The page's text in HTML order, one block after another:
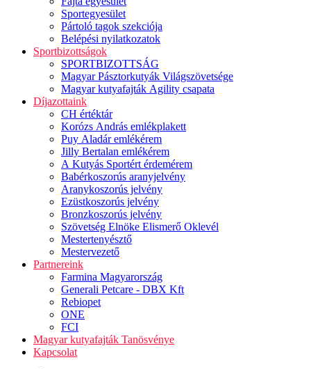
Sportegyesület
Pártoló tagok szekciója
Belépési nyilatkozatok
Sportbizottságok
SPORTBIZOTTSÁG
Magyar Pásztorkutyák Világszövetsége
Magyar kutyafajták Agility csapata
Díjazottaink
CH értéktár
Korózs András emlékplakett
Puy Aladár emlékérem
Jilly Bertalan emlékérem
A Kutyás Sportért érdemérem
Babérkoszorús aranyjelvény
Aranykoszorús jelvény
Ezüstkoszorús jelvény
Bronzkoszorús jelvény
Szövetség Elnöke Elismerő Oklevél
Mestertenyésztő
Mestervezető
Partnereink
Farmina Magyarország
Generali Petcare - DBX Kft
Rebiopet
ONE
FCI
Magyar kutyafajták Tanösvénye
Kapcsolat